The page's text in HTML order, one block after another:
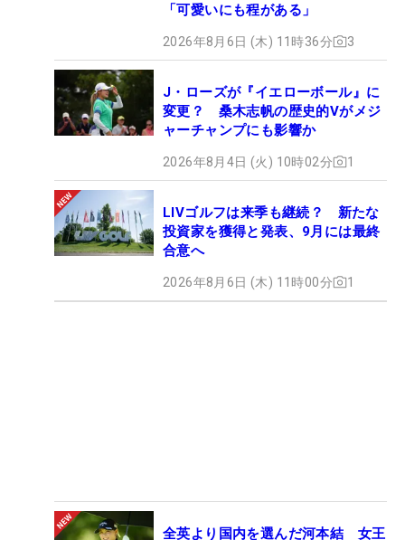
「可愛いにも程がある」
2026年8月6日 (木) 11時36分 3
J・ローズが『イエローボール』に
変更？ 桑木志帆の歴史的Vがメジ
ャーチャンプにも影響か
2026年8月4日 (火) 10時02分 1
LIVゴルフは来季も継続？ 新たな
投資家を獲得と発表、9月には最終
合意へ
2026年8月6日 (木) 11時00分 1
全英より国内を選んだ河本結 女王